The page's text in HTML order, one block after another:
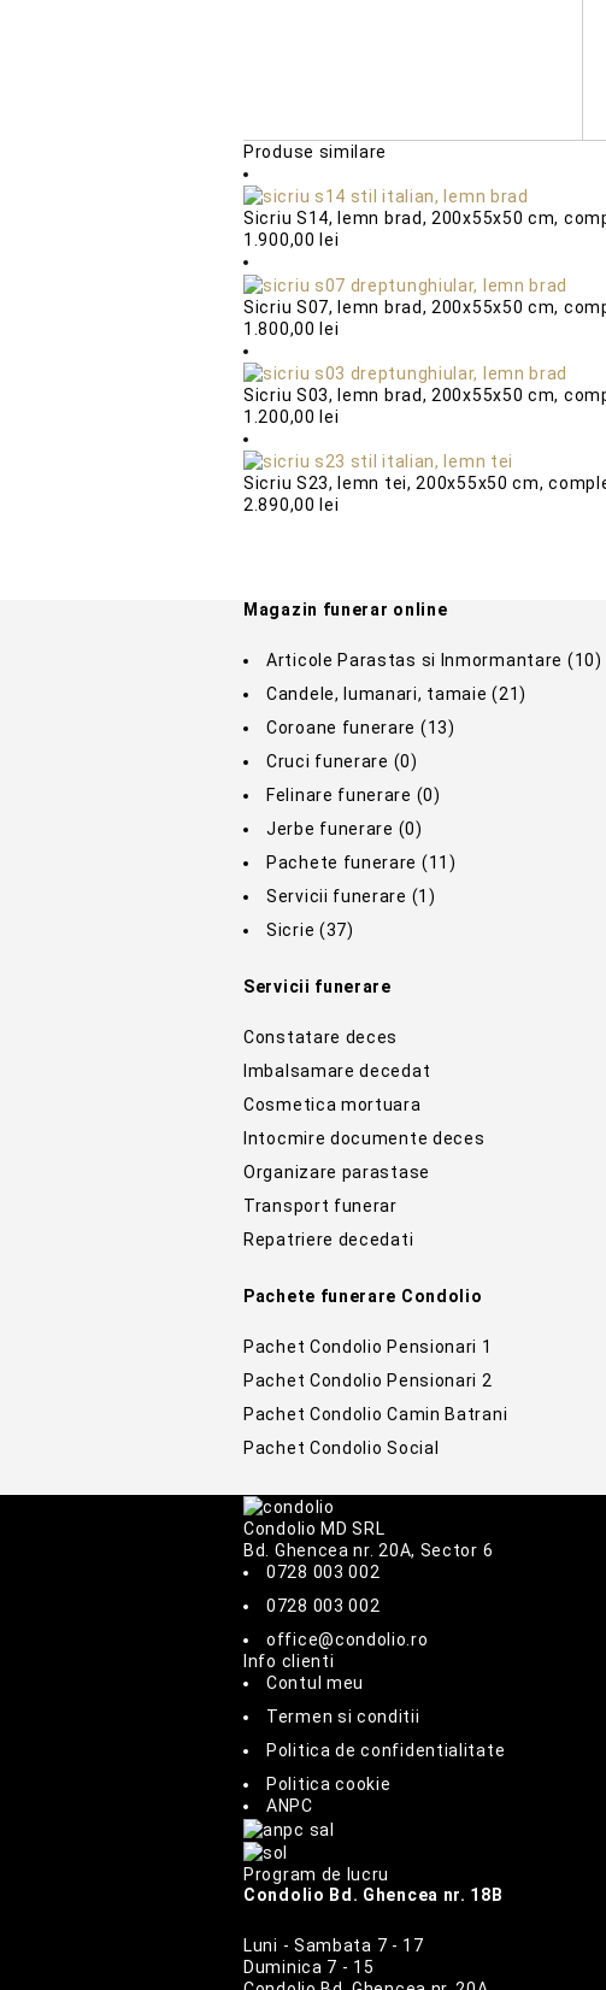
Produse similare
Sicriu S14, lemn brad, 200x55x50 cm,
1.900,00 lei
Sicriu S07, lemn brad, 200x55x50 cm,
1.800,00lei
Sicriu S03, lemn brad, 200x55x50 cm,
1.200,00 lei
Sicriu S23, lemn tei, 200x55x50 cm,
2.890,00 lei
Magazin funerar online
Articole Parastas si Inmormantare (10)
Candele, lumanari, tamaie (21)
Coroane funerare (13)
Cruci funerare (0)
Felinare funerare (0)
Jerbe funerare (0)
Pachete funerare (11)
Servicii funerare (1)
Sicrie (37)
Servicii funerare
Constatare deces
Imbalsamare decedat
Cosmetica mortuara
Intocmire documente deces
Organizare parastase
Transport funerar
Repatriere decedati
Pachete funerare Condolio
Pachet Condolio Pensionari 1
Pachet Condolio Pensionari 2
Pachet Condolio Camin Batrani
Pachet Condolio Social
Condolio MD SRL
Bd. Ghencea nr. 20A, Sector 6
0728 003 002
0728 003 002
office@condolio.ro
Info clienti
Contul meu
Termen si conditii
Politica de confidentialitate
Politica cookie
ANPC
Program de lucru
Condolio Bd. Ghencea nr. 18B
Luni - Sambata 7 - 17
Duminica 7 - 15